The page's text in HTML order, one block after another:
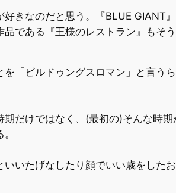
きなのだと思う。『BLUE GIANT
である『王様のレストラン』もそ
を「ビルドゥングスロマン」と言う
期だけではなく、(最初の)そんな時
いたげなしたり顔でいい歳をした